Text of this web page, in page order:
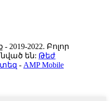
2022. Բոլոր
են: Թեժ
- AMP Mobile